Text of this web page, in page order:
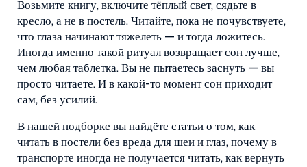
Возьмите книгу, включите тёплый свет, сядьте в
кресло, а не в постель. Читайте, пока не почувствуете,
что глаза начинают тяжелеть — и тогда ложитесь.
Иногда именно такой ритуал возвращает сон лучше,
чем любая таблетка. Вы не пытаетесь заснуть — вы
просто читаете. И в какой-то момент сон приходит
сам, без усилий.
В нашей подборке вы найдёте статьи о том, как
читать в постели без вреда для шеи и глаз, почему в
транспорте иногда не получается читать, как вернуть